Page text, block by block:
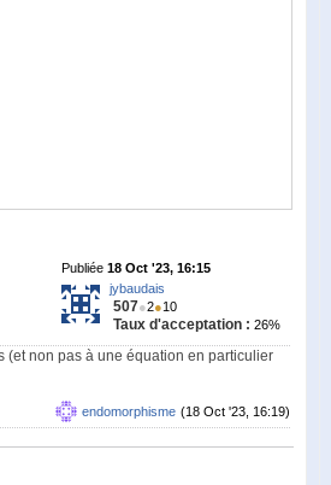
Publiée 18 Oct '23, 16:15
jybaudais
507●2●10
Taux d'acceptation : 26%
(et non pas à une équation en particulier
(18 Oct '23, 16:19)
endomorphisme